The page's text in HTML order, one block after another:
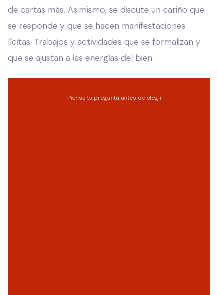
de cartas más. Asimismo, se discute un cariño que
se responde y que se hacen manifestaciones
lícitas. Trabajos y actividades que se formalizan y
que se ajustan a las energías del bien.
Piensa tu pregunta antes de elegir